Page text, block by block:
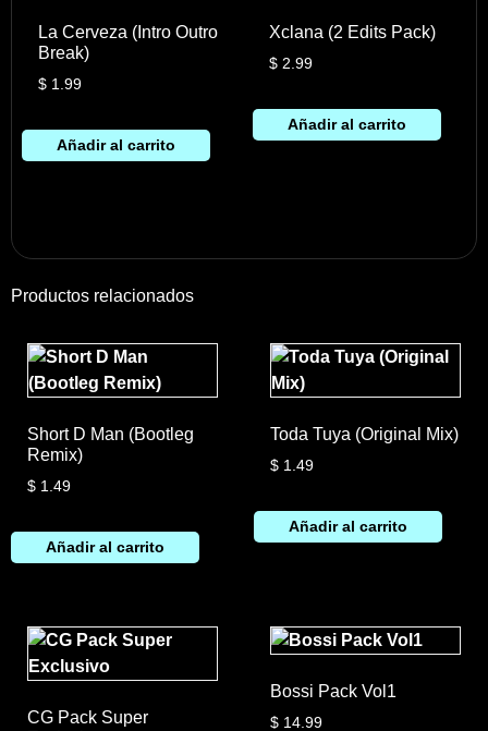
La Cerveza (Intro Outro
Break)
$1.99
Añadir al carrito
Xclana (2 Edits Pack)
$ 2.99
Añadir al carrito
Productos relacionados
Short D Man (Bootleg
Remix)
$ 1.49
Añadir al carrito
Toda Tuya (Original Mix)
$1.49
Añadir al carrito
CG Pack Super
Bossi Pack Vol1
$14.99